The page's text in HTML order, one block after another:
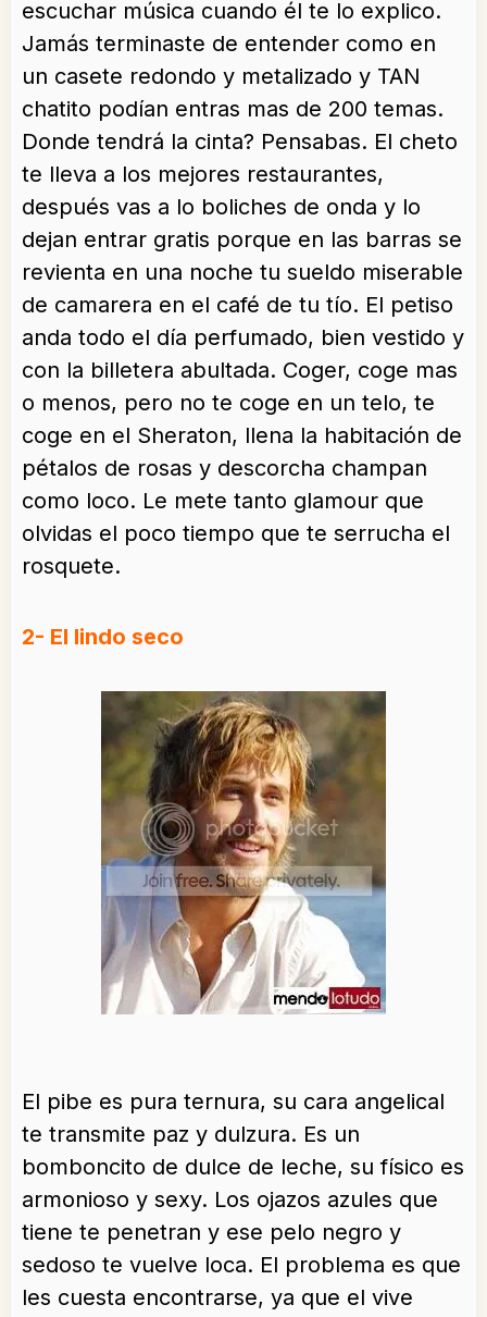
escuchar música cuando él te lo explico.
Jamás terminaste de entender como en
un casete redondo y metalizado y TAN
chatito podían entras mas de 200 temas.
Donde tendrá la cinta? Pensabas. El cheto
te lleva a los mejores restaurantes,
después vas a lo boliches de onda y lo
dejan entrar gratis porque en las barras se
revienta en una noche tu sueldo miserable
de camarera en el café de tu tío. El petiso
anda todo el día perfumado, bien vestido y
con la billetera abultada. Coger, coge mas
o menos, pero no te coge en un telo, te
coge en el Sheraton, llena la habitación de
pétalos de rosas y descorcha champan
como loco. Le mete tanto glamour que
olvidas el poco tiempo que te serrucha el
rosquete.
2- El lindo seco
El pibe es pura ternura, su cara angelical
te transmite paz y dulzura. Es un
bomboncito de dulce de leche, su físico es
armonioso y sexy. Los ojazos azules que
tiene te penetran y ese pelo negro y
sedoso te vuelve loca. El problema es que
les cuesta encontrarse, ya que el vive